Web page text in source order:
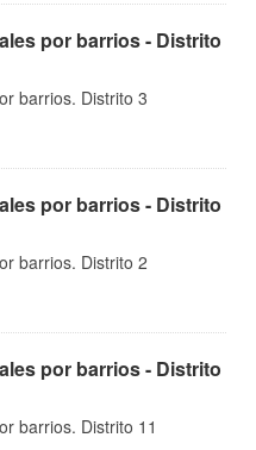
por barrios - Distrito
barrios. Distrito 3
por barrios - Distrito
barrios. Distrito 2
por barrios - Distrito
barrios. Distrito 11